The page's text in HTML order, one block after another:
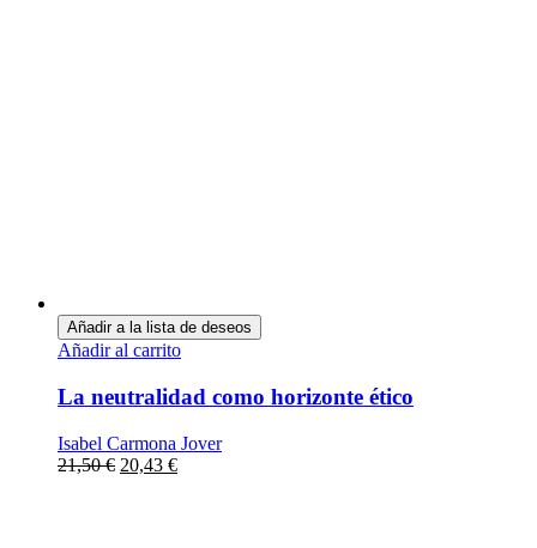
Añadir a la lista de deseos
Añadir al carrito
La neutralidad como horizonte ético
Isabel Carmona Jover
21,50€ 20,43 €